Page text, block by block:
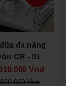
đa năng
CR - 91
Vnđ
Vnđ